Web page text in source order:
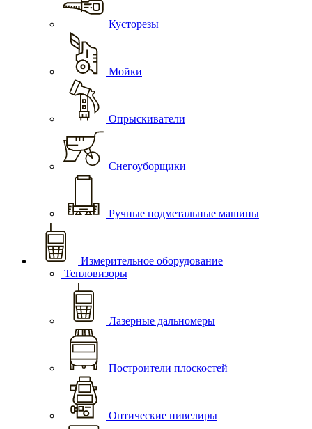
Кусторезы
Мойки
Опрыскиватели
Снегоуборщики
Ручные подметальные машины
Измерительное оборудование
Тепловизоры
Лазерные дальномеры
Построители плоскостей
Оптические нивелиры